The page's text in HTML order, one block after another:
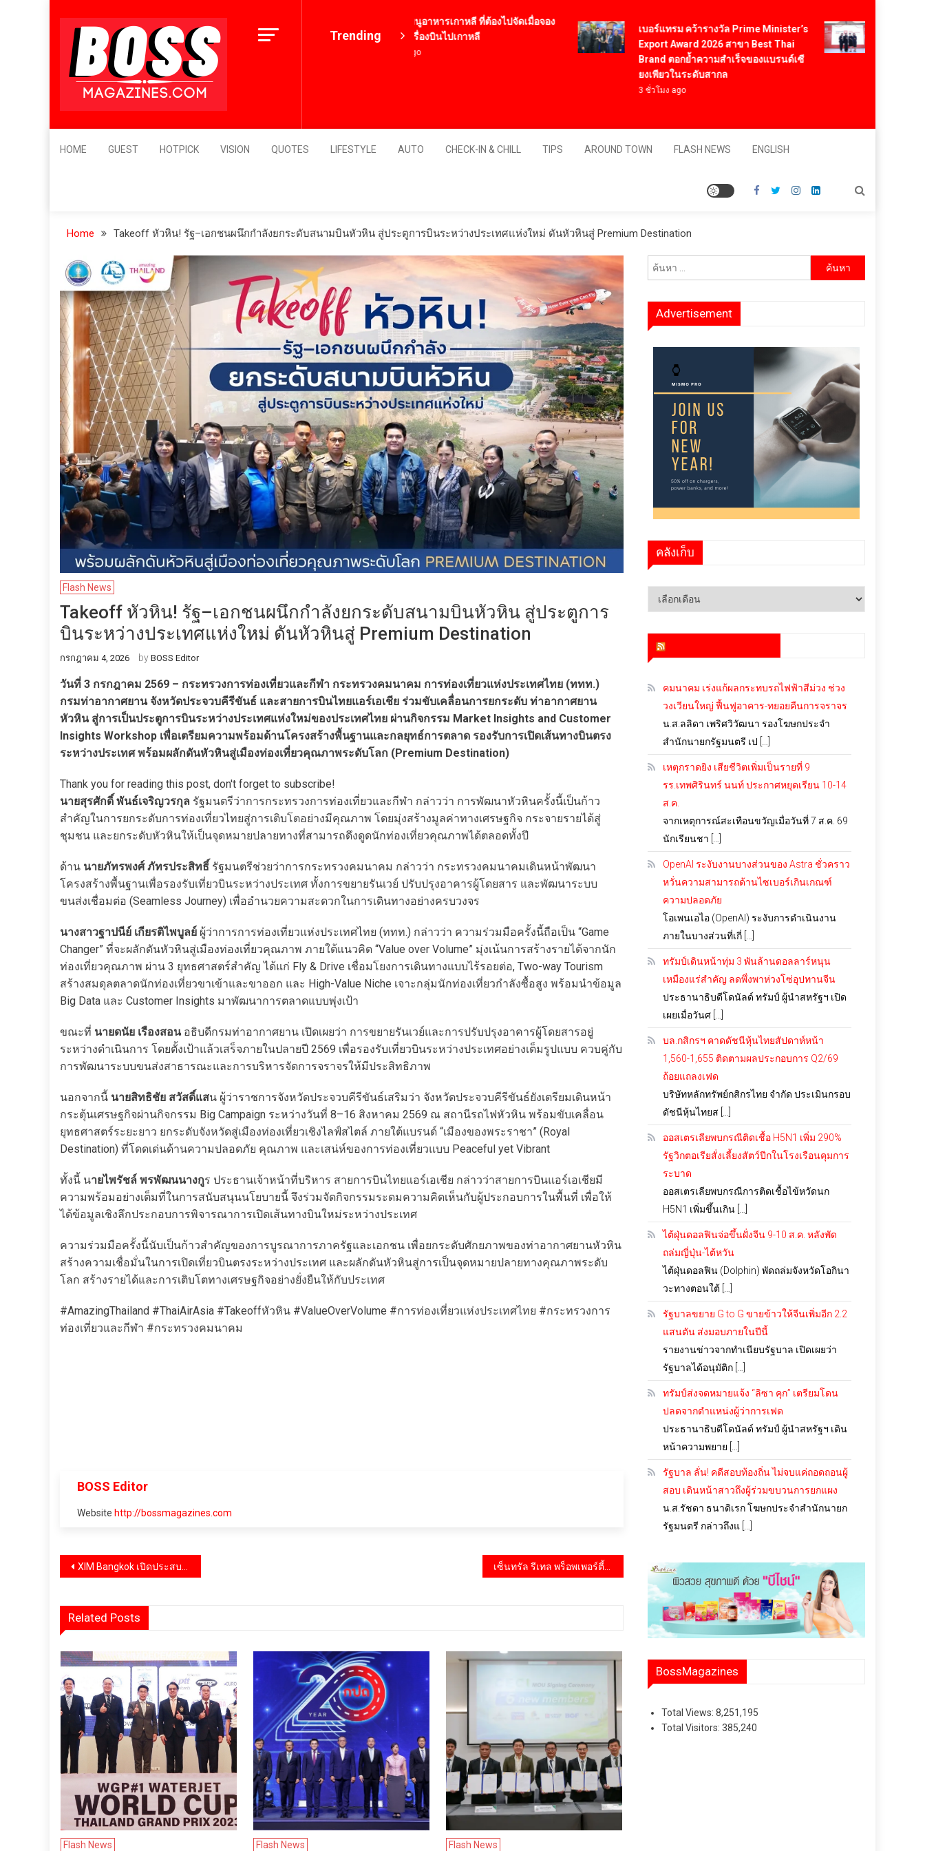
content
BossMagazinesThailand
Leader's Vision
Trending
12 เมนูอาหารเกาหลี ที่ต้องไปจัดเมื่อจอง
ตั๋วเครื่องบินไปเกาหลี
เบอร์แทรม คว้ารางวัล Prime Minister’s
Export Award 2026 สาขา Best Thai
Brand ตอกย้ำความสำเร็จของแบรนด์เซี
ยงเพียวในระดับสากล
3 ชั่วโมง ago
Vitafoods
สารสกัดไทย
HOME GUEST HOTPICK VISION QUOTES LIFESTYLE AUTO CHECK-IN & CHILL TIPS AROUND TOWN FLASH NEWS ENGLISH
Home Takeoff หัวหิน! รัฐ–เอกชนผนึกกำลังยกระดับสนามบินหัวหิน สู่ประตูการบินระหว่างประเทศแห่งใหม่ ดันหัวหินสู่ Premium Destination
Flash News
Takeoff หัวหิน! รัฐ–เอกชนผนึกกำลังยกระดับสนามบินหัวหิน สู่ประตูการ
บินระหว่างประเทศแห่งใหม่ ดันหัวหินสู่ Premium Destination
กรกฎาคม 4, 2026 by BOSS Editor
วันที่ 3 กรกฎาคม 2569 – กระทรวงการท่องเที่ยวและกีฬา กระทรวงคมนาคม การท่องเที่ยวแห่งประเทศไทย (ททท.)
กรมท่าอากาศยาน จังหวัดประจวบคีรีขันธ์ และสายการบินไทยแอร์เอเชีย ร่วมขับเคลื่อนการยกระดับ ท่าอากาศยาน
หัวหิน สู่การเป็นประตูการบินระหว่างประเทศแห่งใหม่ของประเทศไทย ผ่านกิจกรรม Market Insights and Customer
Insights Workshop เพื่อเตรียมความพร้อมด้านโครงสร้างพื้นฐานและกลยุทธ์การตลาด รองรับการเปิดเส้นทางบินตรง
ระหว่างประเทศ พร้อมผลักดันหัวหินสู่เมืองท่องเที่ยวคุณภาพระดับโลก (Premium Destination)
Thank you for reading this post, don't forget to subscribe!
นายสุรศักดิ์ พันธ์เจริญวรกุล รัฐมนตรีว่าการกระทรวงการท่องเที่ยวและกีฬา กล่าวว่า การพัฒนาหัวหินครั้งนี้เป็นก้าว
สำคัญในการยกระดับการท่องเที่ยวไทยสู่การเติบโตอย่างมีคุณภาพ โดยมุ่งสร้างมูลค่าทางเศรษฐกิจ กระจายรายได้สู่
ชุมชน และยกระดับหัวหินให้เป็นจุดหมายปลายทางที่สามารถดึงดูดนักท่องเที่ยวคุณภาพได้ตลอดทั้งปี
ด้าน นายภัทรพงศ์ ภัทรประสิทธิ์ รัฐมนตรีช่วยว่าการกระทรวงคมนาคม กล่าวว่า กระทรวงคมนาคมเดินหน้าพัฒนา
โครงสร้างพื้นฐานเพื่อรองรับเที่ยวบินระหว่างประเทศ ทั้งการขยายรันเวย์ ปรับปรุงอาคารผู้โดยสาร และพัฒนาระบบ
ขนส่งเชื่อมต่อ (Seamless Journey) เพื่ออำนวยความสะดวกในการเดินทางอย่างครบวงจร
นางสาวฐาปนีย์ เกียรติไพบูลย์ ผู้ว่าการการท่องเที่ยวแห่งประเทศไทย (ททท.) กล่าวว่า ความร่วมมือครั้งนี้ถือเป็น “Game
Changer” ที่จะผลักดันหัวหินสู่เมืองท่องเที่ยวคุณภาพ ภายใต้แนวคิด “Value over Volume” มุ่งเน้นการสร้างรายได้จากนัก
ท่องเที่ยวคุณภาพ ผ่าน 3 ยุทธศาสตร์สำคัญ ได้แก่ Fly & Drive เชื่อมโยงการเดินทางแบบไร้รอยต่อ, Two-way Tourism
สร้างสมดุลตลาดนักท่องเที่ยวขาเข้าและขาออก และ High-Value Niche เจาะกลุ่มนักท่องเที่ยวกำลังซื้อสูง พร้อมนำข้อมูล
Big Data และ Customer Insights มาพัฒนาการตลาดแบบพุ่งเป้า
ขณะที่ นายดนัย เรืองสอนอธิบดีกรมท่าอากาศยาน เปิดเผยว่า การขยายรันเวย์และการปรับปรุงอาคารผู้โดยสารอยู่
ระหว่างดำเนินการ โดยตั้งเป้าแล้วเสร็จภายในปลายปี 2569 เพื่อรองรับเที่ยวบินระหว่างประเทศอย่างเต็มรูปแบบ ควบคู่กับ
การพัฒนาระบบขนส่งสาธารณะและการบริหารจัดการจราจรให้มีประสิทธิภาพ
นอกจากนี้ นายสิทธิชัย สวัสดิ์แสน ผู้ว่าราชการจังหวัดประจวบคีรีขันธ์เสริมว่า จังหวัดประจวบคีรีขันธ์ยังเตรียมเดินหน้า
กระตุ้นเศรษฐกิจผ่านกิจกรรม Big Campaign ระหว่างวันที่ 8–16 สิงหาคม 2569 ณ สถานีรถไฟหัวหิน พร้อมขับเคลื่อน
ยุทธศาสตร์ระยะยาว ยกระดับจังหวัดสู่เมืองท่องเที่ยวเชิงไลฟ์สไตล์ ภายใต้แบรนด์ “เมืองของพระราชา” (Royal
Destination) ที่โดดเด่นด้านความปลอดภัย คุณภาพ และเสน่ห์ของการท่องเที่ยวแบบ Peaceful yet Vibrant
ทั้งนี้ นายไพรัชล์ พรพัฒนนางกูร ประธานเจ้าหน้าที่บริหาร สายการบินไทยแอร์เอเชีย กล่าวว่าสายการบินแอร์เอเชียมี
ความพร้อมอย่างเต็มที่ในการสนับสนุนนโยบายนี้ จึงร่วมจัดกิจกรรมระดมความคิดเห็นกับผู้ประกอบการในพื้นที่ เพื่อให้
ได้ข้อมูลเชิงลึกประกอบการพิจารณาการเปิดเส้นทางบินใหม่ระหว่างประเทศ
ความร่วมมือครั้งนี้นับเป็นก้าวสำคัญของการบูรณาการภาครัฐและเอกชน เพื่อยกระดับศักยภาพของท่าอากาศยานหัวหิน
สร้างความเชื่อมั่นในการเปิดเที่ยวบินตรงระหว่างประเทศ และผลักดันหัวหินสู่การเป็นจุดหมายปลายทางคุณภาพระดับ
โลก สร้างรายได้และการเติบโตทางเศรษฐกิจอย่างยั่งยืนให้กับประเทศ
#AmazingThailand #ThaiAirAsia #Takeoffหัวหิน #ValueOverVolume #การท่องเที่ยวแห่งประเทศไทย #กระทรวงการ
ท่องเที่ยวและกีฬา #กระทรวงคมนาคม
BOSS Editor
Website http://bossmagazines.com
แนะแนว
XIM Bangkok เปิดประสบการณ์ Cocktail Bar ที่ทุกแก้วมีเรื่องเล่า กับศาสตร์แห่ง Mixology ผ่าน 4 Chapters
Related Posts
Flash News Flash News Flash News
ค้นหา
Advertisement
คลังเก็บ
คลัง
คมนาคม เร่งแก้ผลกระทบรถไฟฟ้าสีม่วง ช่วง
วงเวียนใหญ่ ฟื้นฟูอาคาร-ทยอยคืนการจราจร
น.ส.ลลิดา เพริศวิวัฒนา รองโฆษกประจำ
สำนักนายกรัฐมนตรี เป […]
เหตุกราดยิง เสียชีวิตเพิ่มเป็นรายที่ 9
รร.เทพศิรินทร์ นนท์ ประกาศหยุดเรียน 10-14
ส.ค.
จากเหตุการณ์สะเทือนขวัญเมื่อวันที่ 7 ส.ค. 69
นักเรียนชา […]
OpenAI ระงับงานบางส่วนของ Astra ชั่วคราว
หวั่นความสามารถด้านไซเบอร์เกินเกณฑ์
ความปลอดภัย
โอเพนเอไอ (OpenAI) ระงับการดำเนินงาน
ภายในบางส่วนที่เกี่ […]
ทรัมป์เดินหน้าทุ่ม 3 พันล้านดอลลาร์หนุน
เหมืองแร่สำคัญ ลดพึ่งพาห่วงโซ่อุปทานจีน
ประธานาธิบดีโดนัลด์ ทรัมป์ ผู้นำสหรัฐฯ เปิด
เผยเมื่อวันศ […]
บล.กสิกรฯ คาดดัชนีหุ้นไทยสัปดาห์หน้า
1,560-1,655 ติดตามผลประกอบการ Q2/69
ถ้อยแถลงเฟด
บริษัทหลักทรัพย์กสิกรไทย จำกัด ประเมินกรอบ
ดัชนีหุ้นไทยส […]
ออสเตรเลียพบกรณีติดเชื้อ H5N1 เพิ่ม 290%
รัฐวิกตอเรียสั่งเลี้ยงสัตว์ปีกในโรงเรือนคุมการ
ระบาด
ออสเตรเลียพบกรณีการติดเชื้อไข้หวัดนก
H5N1 เพิ่มขึ้นเกิน […]
ไต้ฝุ่นดอลฟินจ่อขึ้นฝั่งจีน 9-10 ส.ค. หลังพัด
ถล่มญี่ปุ่น-ไต้หวัน
ไต้ฝุ่นดอลฟิน (Dolphin) พัดถล่มจังหวัดโอกินา
วะทางตอนใต้ […]
รัฐบาลขยาย G to G ขายข้าวให้จีนเพิ่มอีก 2.2
แสนตัน ส่งมอบภายในปีนี้
รายงานข่าวจากทำเนียบรัฐบาล เปิดเผยว่า
รัฐบาลได้อนุมัติก […]
ทรัมป์ส่งจดหมายแจ้ง “ลิซา คุก” เตรียมโดน
ปลดจากตำแหน่งผู้ว่าการเฟด
ประธานาธิบดีโดนัลด์ ทรัมป์ ผู้นำสหรัฐฯ เดิน
หน้าความพยาย […]
รัฐบาล ลั่น! คดีสอบท้องถิ่น ไม่จบแค่ถอดถอนผู้
สอบ เดินหน้าสาวถึงผู้ร่วมขบวนการยกแผง
น.ส.รัชดา ธนาดิเรก โฆษกประจำสำนักนายก
รัฐมนตรี กล่าวถึงแ […]
BossMagazines
Total Views:8,251,195
Total Visitors:385,240